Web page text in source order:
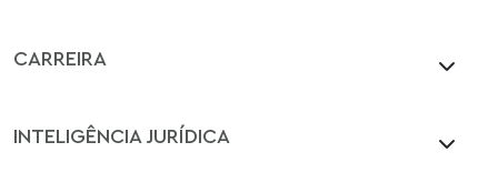
CARREIRA
INTELIGÊNCIA JURÍDICA